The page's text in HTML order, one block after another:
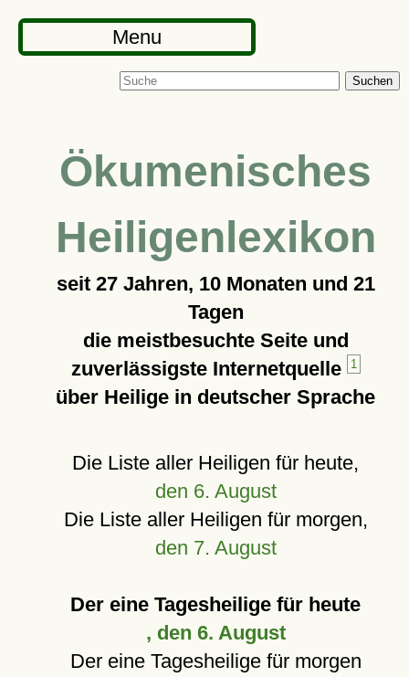
Menu
Suchen
Ökumenisches
Heiligenlexikon
seit 27 Jahren, 10 Monaten und 21
Tagen
die meistbesuchte Seite und
zuverlässigste Internetquelle
1
über Heilige in deutscher Sprache
Die Liste aller Heiligen für heute,
den 6. August
Die Liste aller Heiligen für morgen,
den 7. August
Der eine Tagesheilige für heute
, den 6. August
Der eine Tagesheilige für morgen